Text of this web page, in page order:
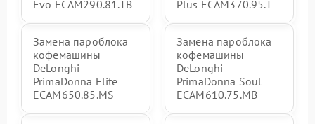
Evo ECAM290.81.TB
Plus ECAM370.95.T
Замена пароблока
кофемашины
DeLonghi
PrimaDonna Elite
ECAM650.85.MS
Замена пароблока
кофемашины
DeLonghi
PrimaDonna Soul
ECAM610.75.MB